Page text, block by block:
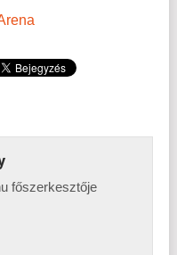
főszerkesztője